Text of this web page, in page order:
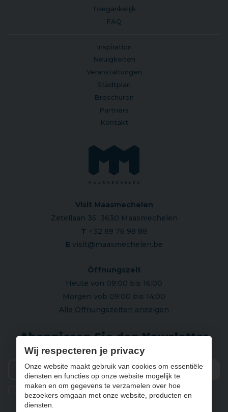
Toegankelijk
FAQ
Inspiration
Neuigkeiten
Veranstaltungen
Stadtplan
Broschüren
Partners
Kontakt
Visit Maasmechelen
Zetellaan 35 3630 Maasmechelen
T +32 89 76 98 88
E visit@maasmechelen.be
Öffnungszeit
Heute von 09:00 bis 16:00
Morgen vob 09:00 bis 14:00
Alle Öffnungszeiten anzeigen
Abonnieren Sie den Newsletter
Ik geef de toestemming om mijn gegevens te bewaren en
verwerken zoals aangegeven in onzeprivacy statement
Wij respecteren je privacy
Onze website maakt gebruik van cookies om essentiële
diensten en functies op onze website mogelijk te
maken en om gegevens te verzamelen over hoe
bezoekers omgaan met onze website, producten en
diensten.